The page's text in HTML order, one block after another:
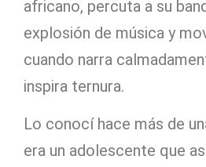
africano, percuta a su
explosión de música y
cuando narra
inspira ternura.
Lo conocí hace más de
era un adolescente que